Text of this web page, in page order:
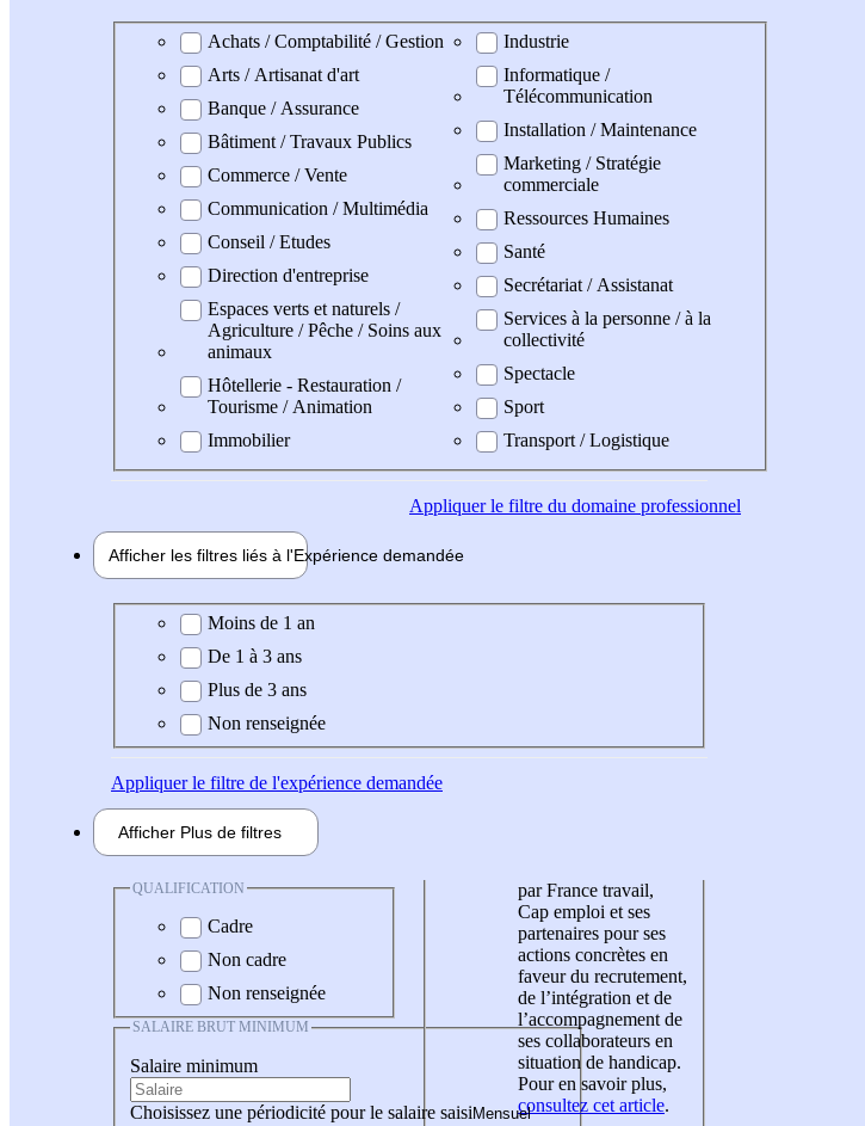
Domaine professionel
Achats / Comptabilité / Gestion
Arts / Artisanat d'art
Banque / Assurance
Bâtiment / Travaux Publics
Commerce / Vente
Communication / Multimédia
Conseil / Etudes
Direction d'entreprise
Espaces verts et naturels /
Agriculture / Pêche / Soins aux
animaux
Hôtellerie - Restauration /
Tourisme / Animation
Immobilier
Industrie
Informatique /
Télécommunication
Installation / Maintenance
Marketing / Stratégie
commerciale
Ressources Humaines
Santé
Secrétariat / Assistanat
Services à la personne / à la
collectivité
Spectacle
Sport
Transport / Logistique
Appliquerle filtre du domaine professionnel
Afficher les filtres liés à l'Expérience demandée
Expérience demandée
Moins de 1 an
De 1 à 3 ans
Plus de 3 ans
Non renseignée
Appliquerle filtre de l'expérience demandée
Afficher Plus de filtres
QUALIFICATION
Cadre
Non cadre
Non renseignée
SALAIRE BRUT MINIMUM
Salaire minimum
Choisissez une périodicité pour le salaire saisi
par France travail,
Cap emploi et ses
partenaires pour ses
actions concrètes en
faveur du recrutement,
de l’intégration et de
l’accompagnement de
ses collaborateurs en
situation de handicap.
Pour en savoir plus,
consultez cet article.